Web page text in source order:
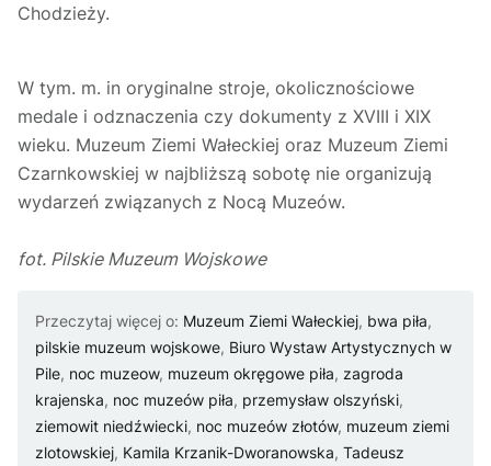
Chodzieży.
W tym. m. in oryginalne stroje, okolicznościowe
medale i odznaczenia czy dokumenty z XVIII i XIX
wieku. Muzeum Ziemi Wałeckiej oraz Muzeum Ziemi
Czarnkowskiej w najbliższą sobotę nie organizują
wydarzeń związanych z Nocą Muzeów.
fot. Pilskie Muzeum Wojskowe
Przeczytaj więcej o: Muzeum Ziemi Wałeckiej, bwa piła,
pilskie muzeum wojskowe, Biuro Wystaw Artystycznych w
Pile, noc muzeow, muzeum okręgowe piła, zagroda
krajenska, noc muzeów piła, przemysław olszyński,
ziemowit niedźwiecki, noc muzeów złotów, muzeum ziemi
zlotowskiej, Kamila Krzanik-Dworanowska, Tadeusz